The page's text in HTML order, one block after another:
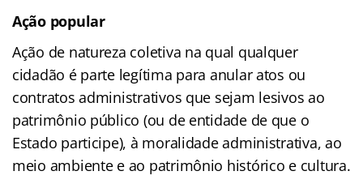
Ação popular
Ação de natureza coletiva na qual qualquer
cidadão é parte legítima para anular atos ou
contratos administrativos que sejam lesivos ao
patrimônio público (ou de entidade de que o
Estado participe), à moralidade administrativa, ao
meio ambiente e ao patrimônio histórico e cultura.